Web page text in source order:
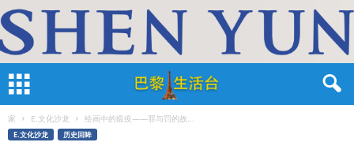
家 E.文化沙龙 绘画中的瘟疫——罪与罚的故...
E.文化沙龙 历史回眸